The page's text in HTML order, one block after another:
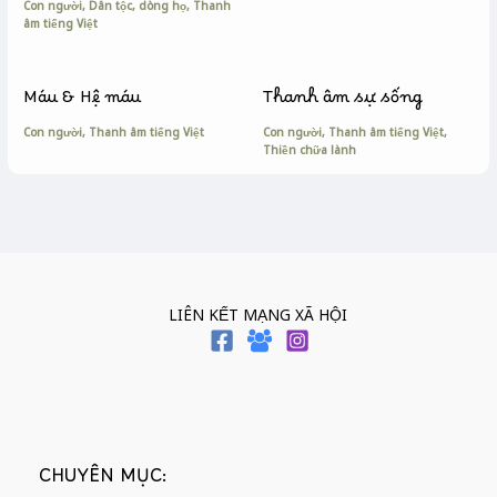
Con người, Dân tộc, dòng họ, Thanh
âm tiếng Việt
Máu & Hệ máu
Con người, Thanh âm tiếng Việt
Thanh âm sự sống
Con người, Thanh âm tiếng Việt,
Thiền chữa lành
LIÊN KẾT MẠNG XÃ HỘI
CHUYÊN MỤC: